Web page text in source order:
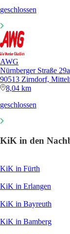
geschlossen
AWG
Nürnberger Straße 29a
90513 Zirndorf,
8,04 km
geschlossen
KiK in den
KiK in Fürth
KiK in Erlangen
KiK in Bayreuth
KiK in Bamberg